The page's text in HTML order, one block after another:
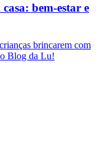
bem-estar e
brincarem com
Blog da Lu!